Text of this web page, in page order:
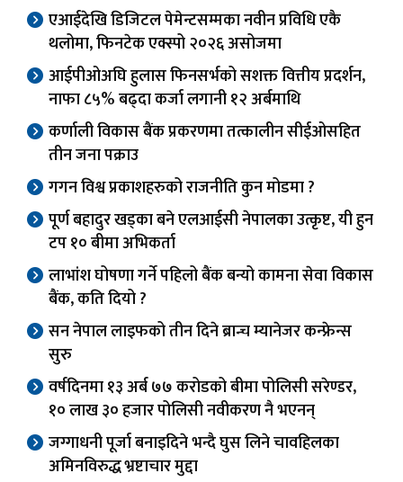
एआईदेखि डिजिटल पेमेन्टसम्मका नवीन प्रविधि एकै
थलोमा, फिनटेक एक्स्पो २०२६ असोजमा
आईपीओअघि हुलास फिनसर्भको सशक्त वित्तीय प्रदर्शन,
नाफा ८५% बढ्दा कर्जा लगानी १२ अर्बमाथि
कर्णाली विकास बैंक प्रकरणमा तत्कालीन सीईओसहित
तीन जना पक्राउ
गगन विश्व प्रकाशहरुको राजनीति कुन मोडमा ?
पूर्ण बहादुर खड्का बने एलआईसी नेपालका उत्कृष्ट, यी हुन
टप १० बीमा अभिकर्ता
लाभांश घोषणा गर्ने पहिलो बैंक बन्यो कामना सेवा विकास
बैंक, कति दियो ?
सन नेपाल लाइफको तीन दिने ब्रान्च म्यानेजर कन्फ्रेन्स
सुरु
वर्षदिनमा १३ अर्ब ७७ करोडको बीमा पोलिसी सरेण्डर,
१० लाख ३० हजार पोलिसी नवीकरण नै भएनन्
जग्गाधनी पूर्जा बनाइदिने भन्दै घुस लिने चावहिलका
अमिनविरुद्ध भ्रष्टाचार मुद्दा